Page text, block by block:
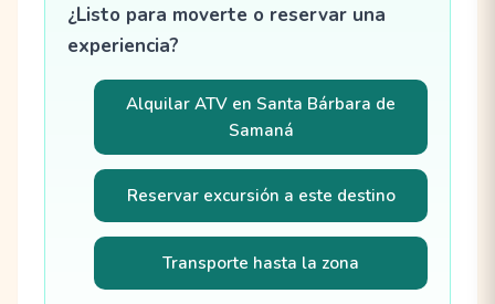
¿Listo para moverte o reservar una
experiencia?
Alquilar ATV en Santa Bárbara de
Samaná
Reservar excursión a este destino
Transporte hasta la zona